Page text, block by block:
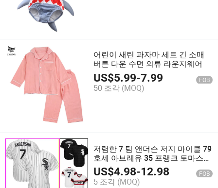
어린이 새틴 파자마 세트 긴 소매
버튼 다운 수면 의류 라운지웨어
US$5.99-7.99 FOB
50 조각 (MOQ)
저렴한 7 팀 앤더슨 저지 마이클 79
호세 아브레유 35 프랭크 토마스
72 칼튼 피스크 21 프레이저 보 잭
슨 야구 저지
US$4.98-12.98 FOB
5 조각 (MOQ)